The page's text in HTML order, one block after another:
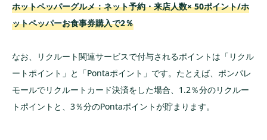
ホットペッパーグルメ：ネット予約・来店人数× 50ポイント/ホ
ットペッパーお食事券購入で2％
なお、リクルート関連サービスで付与されるポイントは「リクル
ートポイント」と「Pontaポイント」です。たとえば、ポンパレ
モールでリクルートカード決済をした場合、1.2％分のリクルー
トポイントと、3％分のPontaポイントが貯まります。